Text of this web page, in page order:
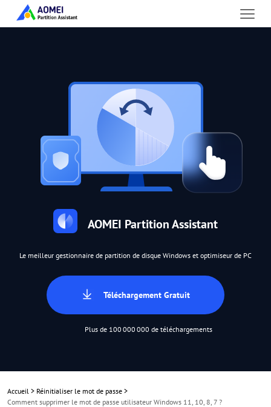
AOMEI Partition Assistant
Le meilleur gestionnaire de partition de disque Windows et optimiseur de PC
Téléchargement Gratuit
Plus de 100 000 000 de téléchargements
Accueil > Réinitialiser le mot de passe >
Comment supprimer le mot de passe utilisateur Windows 11, 10, 8, 7 ?